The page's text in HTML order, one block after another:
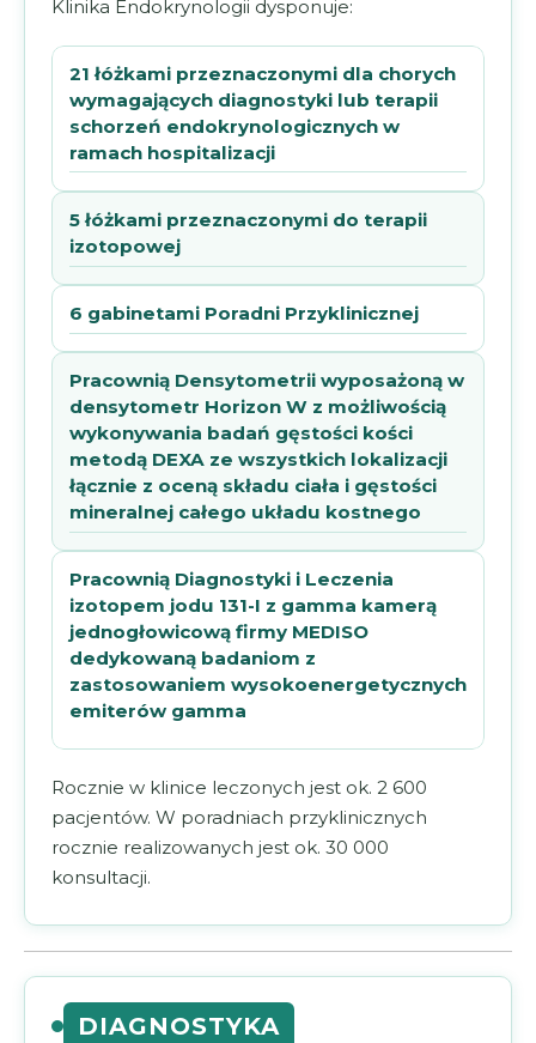
Klinika Endokrynologii dysponuje:
21 łóżkami przeznaczonymi dla chorych
wymagających diagnostyki lub terapii
schorzeń endokrynologicznych w
ramach hospitalizacji
5 łóżkami przeznaczonymi do terapii
izotopowej
6 gabinetami Poradni Przyklinicznej
Pracownią Densytometrii wyposażoną w
densytometr Horizon W z możliwością
wykonywania badań gęstości kości
metodą DEXA ze wszystkich lokalizacji
łącznie z oceną składu ciała i gęstości
mineralnej całego układu kostnego
Pracownią Diagnostyki i Leczenia
izotopem jodu 131-I z gamma kamerą
jednogłowicową firmy MEDISO
dedykowaną badaniom z
zastosowaniem wysokoenergetycznych
emiterów gamma
Rocznie w klinice leczonych jest ok. 2 600
pacjentów. W poradniach przyklinicznych
rocznie realizowanych jest ok. 30 000
konsultacji.
DIAGNOSTYKA